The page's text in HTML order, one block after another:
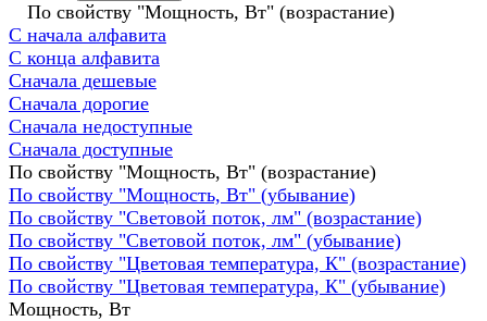
По свойству "Мощность, Вт" (возрастание)
С начала алфавита
С конца алфавита
Сначала дешевые
Сначала дорогие
Сначала недоступные
Сначала доступные
По свойству "Мощность, Вт" (возрастание)
По свойству "Мощность, Вт" (убывание)
По свойству "Световой поток, лм" (возрастание)
По свойству "Световой поток, лм" (убывание)
По свойству "Цветовая температура, К" (возрастание)
По свойству "Цветовая температура, К" (убывание)
Мощность, Вт